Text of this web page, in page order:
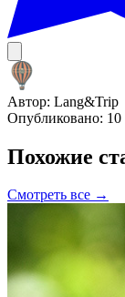
Автор: Lang&Trip
Опубликовано: 10
Похожие
Смотреть все →